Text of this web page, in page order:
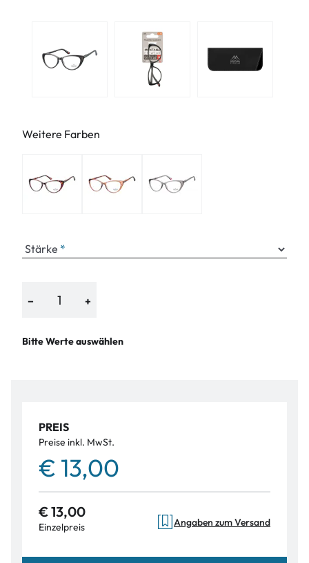
Weitere Farben
Stärke
− +
Bitte Werte auswählen
PREIS
Preise inkl. MwSt.
€ 13,00
€ 13,00
Einzelpreis Angaben zum Versand